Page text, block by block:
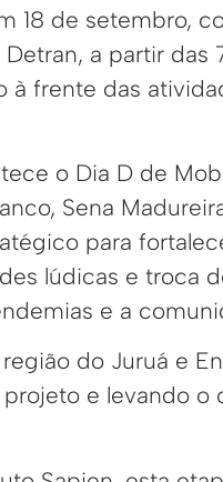
18 de setembro,
a partir das
à frente das
o Dia D de
Sena
para
lúdicas e troca
e a
do Juruá e
e levando o